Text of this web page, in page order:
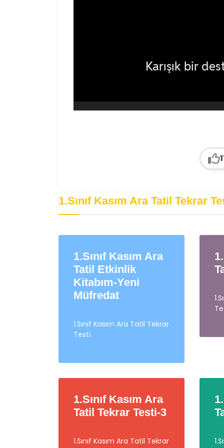
1.Sınıf Kasım Ara Tatil Tekrar
1.Sınıf Kasım Ara
Tatil Etkinlik
Kitabım-Yeni
Müfredat
1.Sınıf Kasım Ara Tatil Tekrar
Testi
1.Sınıf Kasım Ara
Tatil Tekrar Testi-3
1.Sınıf Kasım Ara Tatil Tekrar